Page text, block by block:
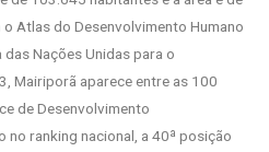
Atlas do Desenvolvimento Humano
Nações Unidas para o
Mairiporã aparece entre as 100
de Desenvolvimento
no ranking nacional, a 40ª posição